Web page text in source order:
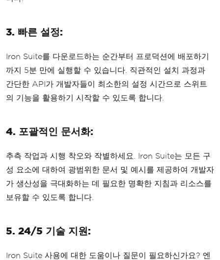
3. 빠른 설정:
Iron Suite를 다운로드하는 순간부터 프로덕션에 배포하기
까지 5분 만에 실행할 수 있습니다. 직관적인 설치 과정과
간단한 API가 개발자들이 최소한의 설정 시간으로 스위트
의 기능을 활용하기 시작할 수 있도록 합니다.
4. 포괄적인 문서화:
추측 작업과 시행 착오와 작별하세요. Iron Suite는 모든 구
성 요소에 대하여 광범위한 문서 및 예시를 제공하여 개발자
가 생산성을 극대화하는 데 필요한 명확한 지침과 리소스를
보유할 수 있도록 합니다.
5. 24/5 기술 지원:
Iron Suite 사용에 대한 도움이나 질문이 필요하신가요? 엔